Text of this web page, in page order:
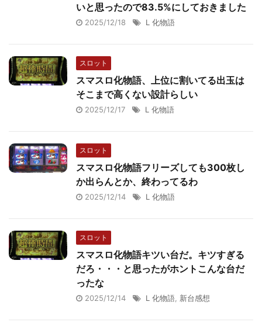
いと思ったので83.5%にしておきました
2025/12/18 L 化物語
スロット
スマスロ化物語、上位に割いてる出玉は
そこまで高くない設計らしい
2025/12/17 L 化物語
スロット
スマスロ化物語フリーズしても300枚し
か出らんとか、終わってるわ
2025/12/14 L 化物語
スロット
スマスロ化物語キツい台だ。キツすぎる
だろ・・・と思ったがホントこんな台だ
ったな
2025/12/14 L 化物語 新台感想